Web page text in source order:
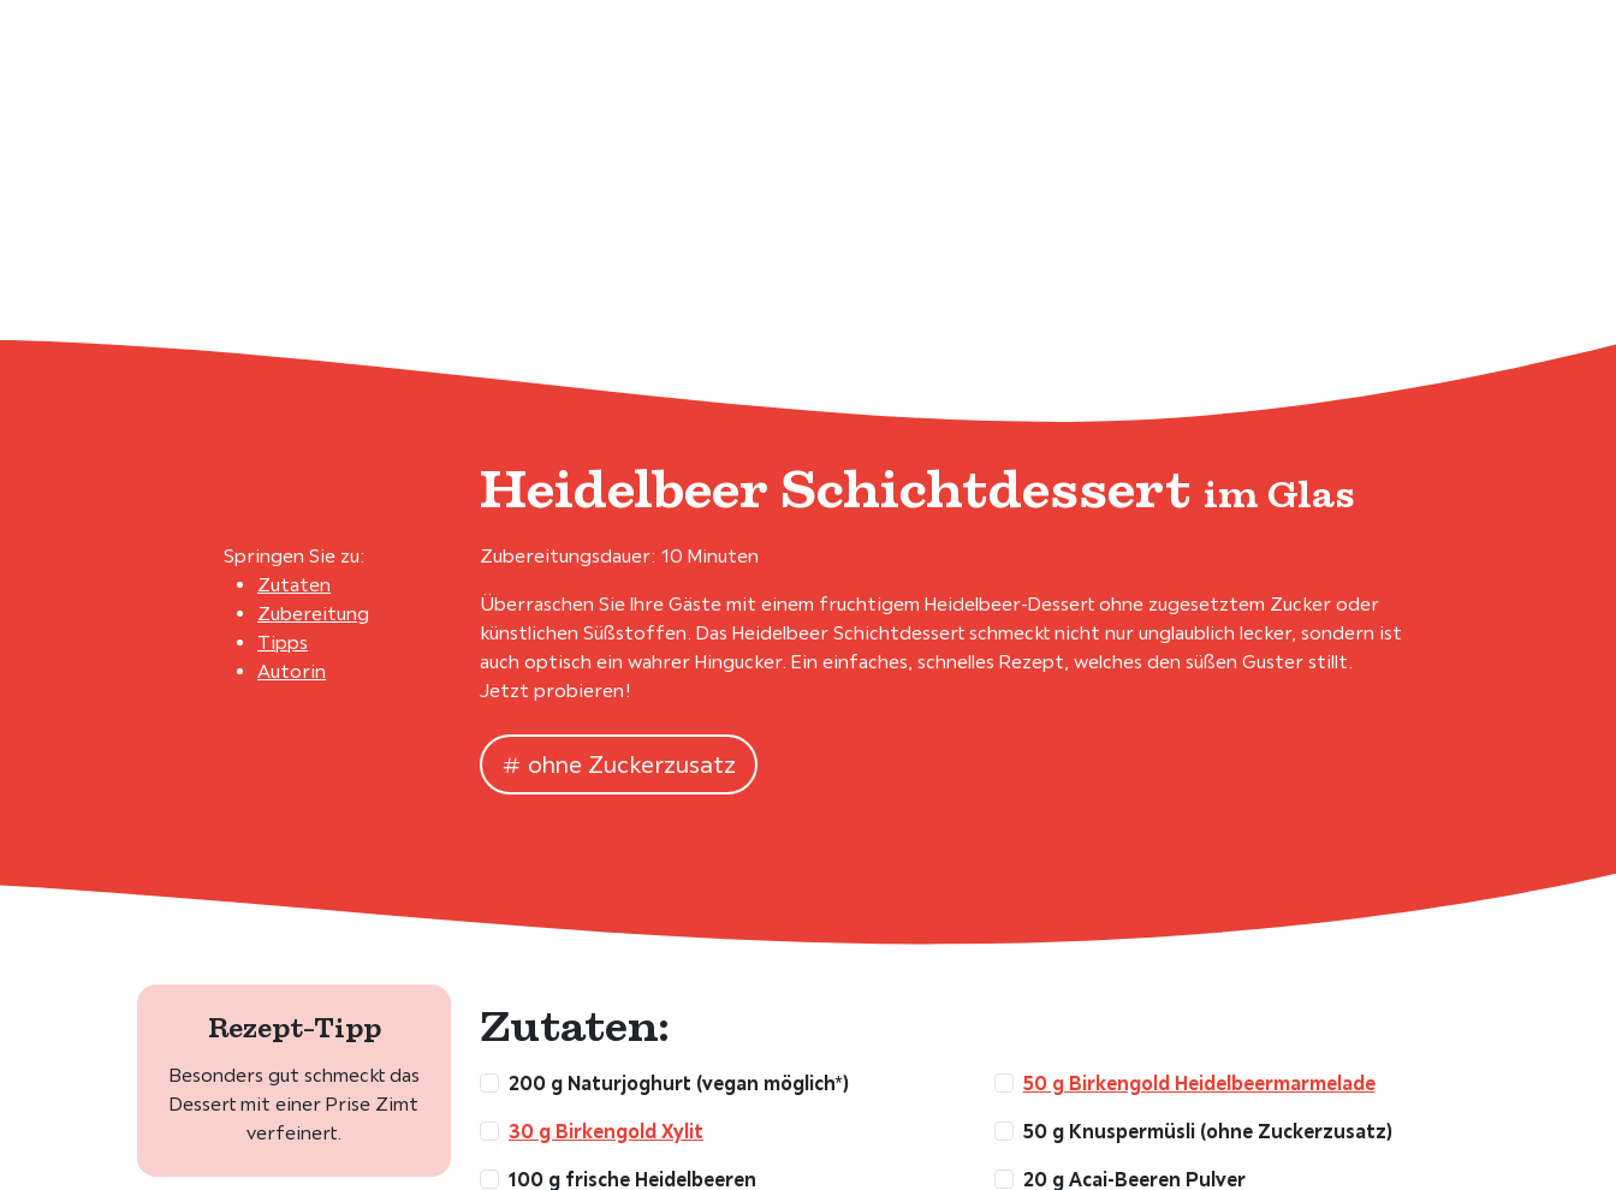
Heidelbeer Schichtdessert im Glas
Springen Sie zu:
Zutaten
Zubereitung
Tipps
Autorin
Zubereitungsdauer: 10 Minuten
Überraschen Sie Ihre Gäste mit einem fruchtigem Heidelbeer-Dessert ohne zugesetztem Zucker oder
künstlichen Süßstoffen. Das Heidelbeer Schichtdessert schmeckt nicht nur unglaublich lecker, sondern ist
auch optisch ein wahrer Hingucker. Ein einfaches, schnelles Rezept, welches den süßen Guster stillt.
Jetzt probieren!
ohne Zuckerzusatz
Zutaten:
200 g Naturjoghurt (vegan möglich*)
30 g Birkengold Xylit
100 g frische Heidelbeeren
50 g Birkengold Heidelbeermarmelade
50 g Knuspermüsli (ohne Zuckerzusatz)
20 g Acai-Beeren Pulver
Rezept-Tipp
Besonders gut schmeckt das
Dessert mit einer Prise Zimt
verfeinert.